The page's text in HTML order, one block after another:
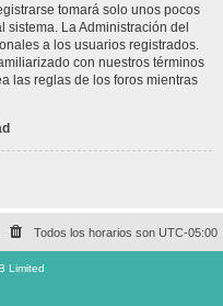
tomará solo unos pocos
sistema. La Administración del
a los usuarios registrados.
con nuestros términos
las reglas de los foros mientras
Todos los horarios son UTC-05:00
Limited